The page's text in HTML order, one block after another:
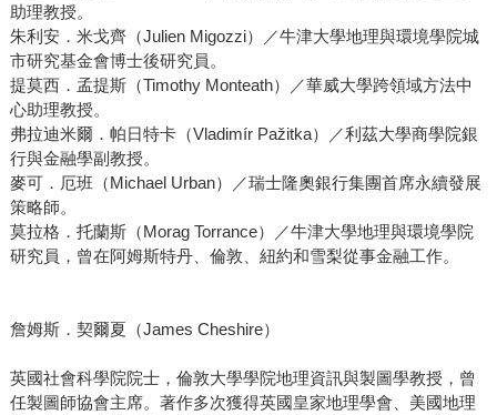
助理教授。
朱利安．米戈齊（Julien Migozzi）／牛津大學地理與環境學院城
市研究基金會博士後研究員。
提莫西．孟提斯（Timothy Monteath）／華威大學跨領域方法中
心助理教授。
弗拉迪米爾．帕日特卡（Vladimír Pažitka）／利茲大學商學院銀
行與金融學副教授。
麥可．厄班（Michael Urban）／瑞士隆奧銀行集團首席永續發展
策略師。
莫拉格．托蘭斯（Morag Torrance）／牛津大學地理與環境學院
研究員，曾在阿姆斯特丹、倫敦、紐約和雪梨從事金融工作。
詹姆斯．契爾夏（James Cheshire）
英國社會科學院院士，倫敦大學學院地理資訊與製圖學教授，曾
任製圖師協會主席。著作多次獲得英國皇家地理學會、美國地理